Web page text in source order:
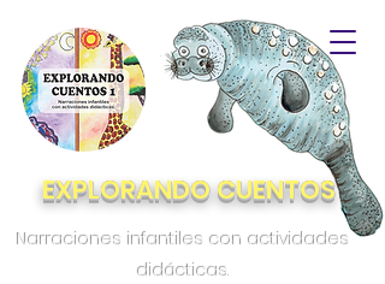
EXPLORANDO CUENTOS
Narraciones infantiles con actividades
didácticas.